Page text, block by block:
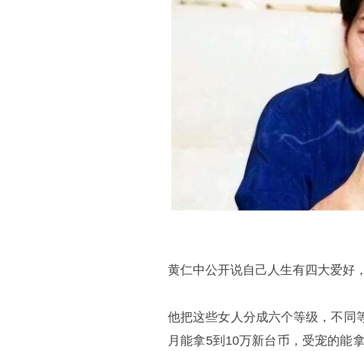
黄仁中公开说自己人生有四大爱好
他把这些女人分成六个等级，不同
月能拿5到10万新台币，受宠的能